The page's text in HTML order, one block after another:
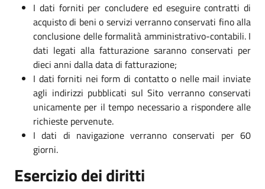
I dati forniti per concludere ed eseguire contratti di
acquisto di beni o servizi verranno conservati fino alla
conclusione delle formalità amministrativo-contabili. I
dati legati alla fatturazione saranno conservati per
dieci anni dalla data di fatturazione;
I dati forniti nei form di contatto o nelle mail inviate
agli indirizzi pubblicati sul Sito verranno conservati
unicamente per il tempo necessario a rispondere alle
richieste pervenute.
I dati di navigazione verranno conservati per 60
giorni.
Esercizio dei diritti